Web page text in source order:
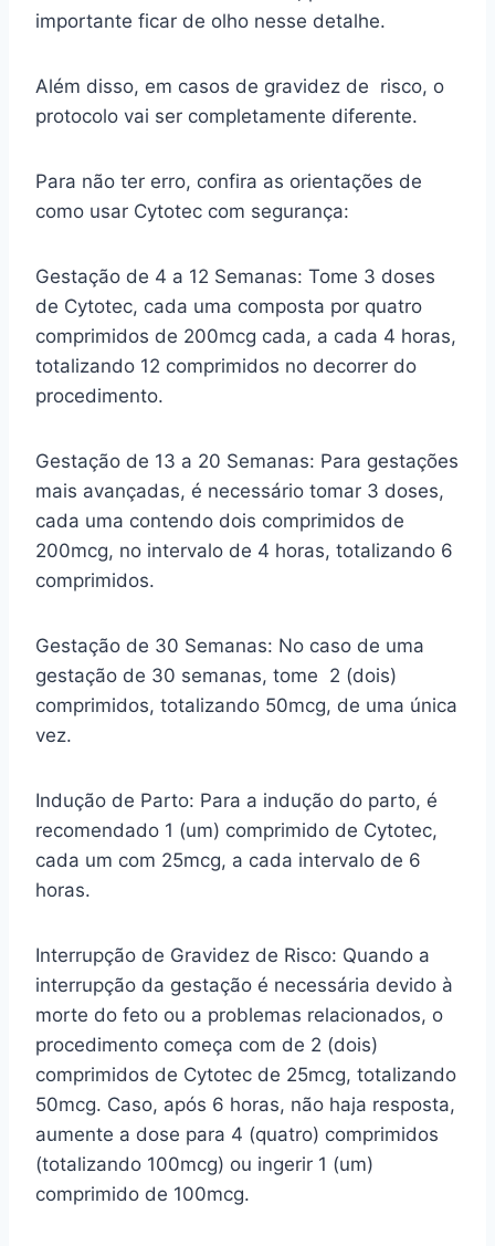
importante ficar de olho nesse detalhe.
Além disso, em casos de gravidez de risco, o
protocolo vai ser completamente diferente.
Para não ter erro, confira as orientações de
como usar Cytotec com segurança:
Gestação de 4 a 12 Semanas: Tome 3 doses
de Cytotec, cada uma composta por quatro
comprimidos de 200mcg cada, a cada 4 horas,
totalizando 12 comprimidos no decorrer do
procedimento.
Gestação de 13 a 20 Semanas: Para gestações
mais avançadas, é necessário tomar 3 doses,
cada uma contendo dois comprimidos de
200mcg, no intervalo de 4 horas, totalizando 6
comprimidos.
Gestação de 30 Semanas: No caso de uma
gestação de 30 semanas, tome 2 (dois)
comprimidos, totalizando 50mcg, de uma única
vez.
Indução de Parto: Para a indução do parto, é
recomendado 1 (um) comprimido de Cytotec,
cada um com 25mcg, a cada intervalo de 6
horas.
Interrupção de Gravidez de Risco: Quando a
interrupção da gestação é necessária devido à
morte do feto ou a problemas relacionados, o
procedimento começa com de 2 (dois)
comprimidos de Cytotec de 25mcg, totalizando
50mcg. Caso, após 6 horas, não haja resposta,
aumente a dose para 4 (quatro) comprimidos
(totalizando 100mcg) ou ingerir 1 (um)
comprimido de 100mcg.